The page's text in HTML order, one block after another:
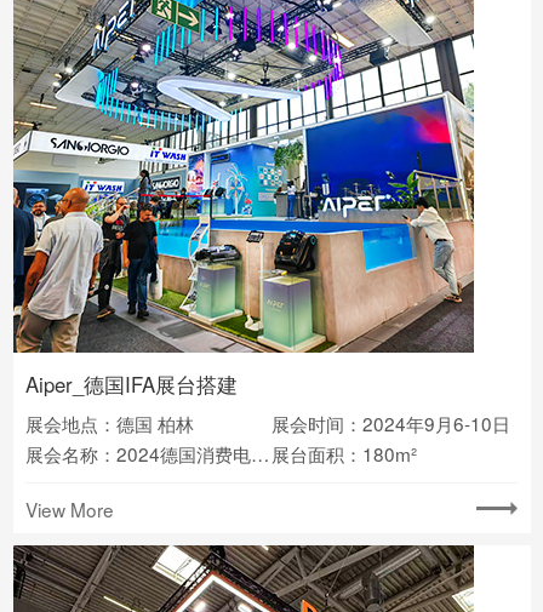
Aiper_德国IFA展台搭建
展会地点：德国 柏林
展会时间：2024年9月6-10日
展会名称：2024德国消费电子展IFA 展台面积：180m²
View More